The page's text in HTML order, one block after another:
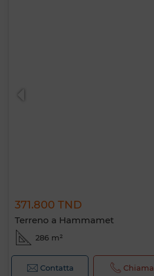
371.800 TND
Terreno a Hammamet
286 m²
Contatta Chiama